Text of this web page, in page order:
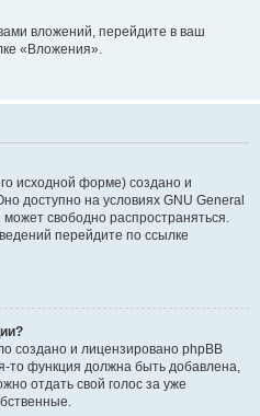
вложений, перейдите в ваш
«Вложения».
исходной форме) создано и
доступно на условиях GNU General
свободно распространяться.
перейдите по ссылке
создано и лицензировано phpBB
то функция должна быть добавлена,
отдать свой голос за уже